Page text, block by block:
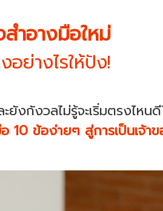
ำอางมือใหม่
ย่างไรให้ปัง!
งกังวลไม่รู้จะเริ่มตรงไหน
10 ข้อง่ายๆ สู่การเป็นเจ้า